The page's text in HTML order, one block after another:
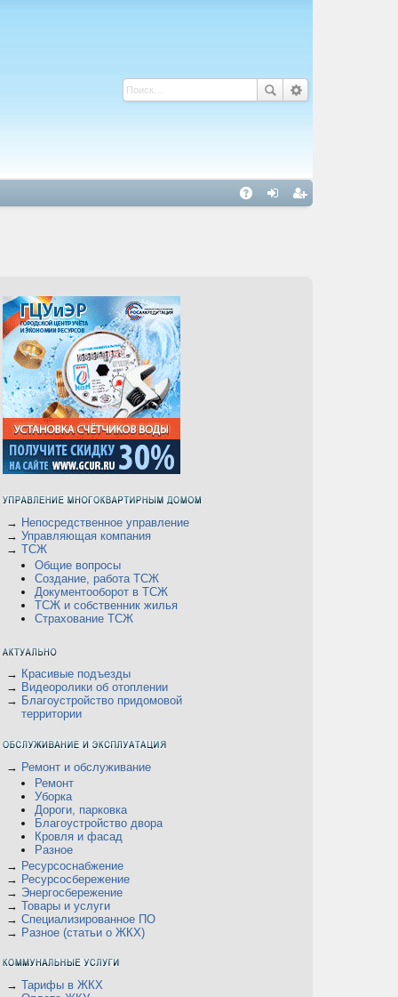
С
→ Непосредственное управление
→ Управляющая компания
→ ТСЖ
Общие вопросы
Создание, работа ТСЖ
Документооборот в ТСЖ
ТСЖ и собственник жилья
Страхование ТСЖ
→ Красивые подъезды
→ Видеоролики об отоплении
→ Благоустройство придомовой
территории
→ Ремонт и обслуживание
Ремонт
Уборка
Дороги, парковка
Благоустройство двора
Кровля и фасад
Разное
→ Ресурсоснабжение
→ Ресурсосбережение
→ Энергосбережение
→ Товары и услуги
→ Специализированное ПО
→ Разное (статьи о ЖКХ)
→ Тарифы в ЖКХ